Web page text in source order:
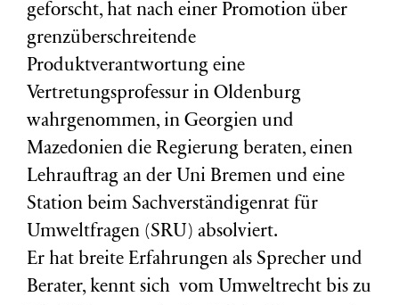
geforscht, hat nach einer Promotion über
grenzüberschreitende
Produktverantwortung eine
Vertretungsprofessur in Oldenburg
wahrgenommen, in Georgien und
Mazedonien die Regierung beraten, einen
Lehrauftrag an der Uni Bremen und eine
Station beim Sachverständigenrat für
Umweltfragen (SRU) absolviert.
Er hat breite Erfahrungen als Sprecher und
Berater, kennt sich vom Umweltrecht bis zu